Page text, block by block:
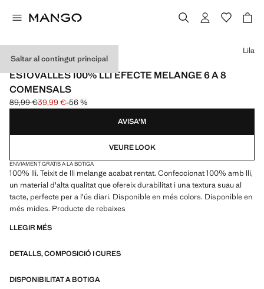
Saltar al contingut principal
MADE IN EUROPE
ESTOVALLES 100% LLI EFECTE MELANGE 6 A 8
COMENSALS
Preu inicial ratllat [89,99 € ]
89,99 €
Preu actual [39,99 € ]
39,99 €-56 %
Selecciona un color
Lila
AVISA'M
VEURE LOOK
ENVIAMENT GRATIS A LA BOTIGA
100% lli. Teixit de lli melange acabat rentat. Confeccionat 100% amb lli,
un material d'alta qualitat que ofereix durabilitat i una textura suau al
tacte, perfecte per a l'ús diari. Disponible en més colors. Disponible en
més mides. Producte de rebaixes
LLEGIR MÉS
DETALLS, COMPOSICIÓ I CURES
DISPONIBILITAT A BOTIGA